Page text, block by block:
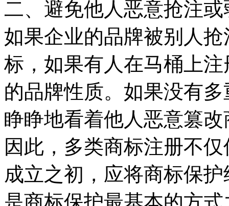
二、避免他人恶意抢注
如果企业的品牌被别人
标，如果有人在马桶上
的品牌性质。如果没有
睁睁地看着他人恶意篡
因此，多类商标注册不
成立之初，应将商标保
是商标保护最基本的方式